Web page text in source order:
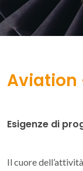
Aviation
Esigenze di
Il cuore